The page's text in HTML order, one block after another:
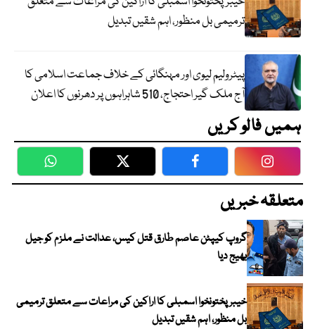
ترمیمی بل منظور، اہم شقیں تبدیل
پیٹرولیم لیوی اور مہنگائی کے خلاف جماعت اسلامی کا
آج ملک گیر احتجاج، 510 شاہراہوں پر دھرنوں کا اعلان
ہمیں فالو کریں
WhatsApp Twitter Facebook
متعلقہ خبریں
گروپ کیپٹن عاصم طارق قتل کیس، عدالت نے ملزم کو جیل
بھیج دیا
خیبرپختونخوا اسمبلی کا اراکین کی مراعات سے متعلق ترمیمی
بل منظور، اہم شقیں تبدیل